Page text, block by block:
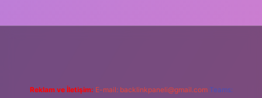
Reklam ve İletişim: E-mail: backlinkpaneli@gmail.com Teams: